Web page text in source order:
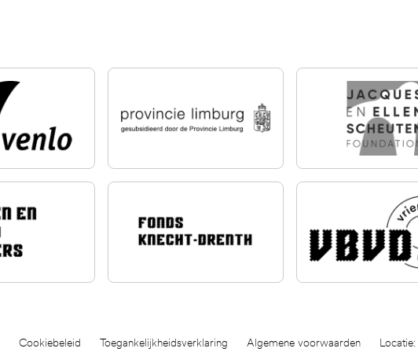
Cookiebeleid Toegankelijkheidsverklaring Algemene voorwaarden